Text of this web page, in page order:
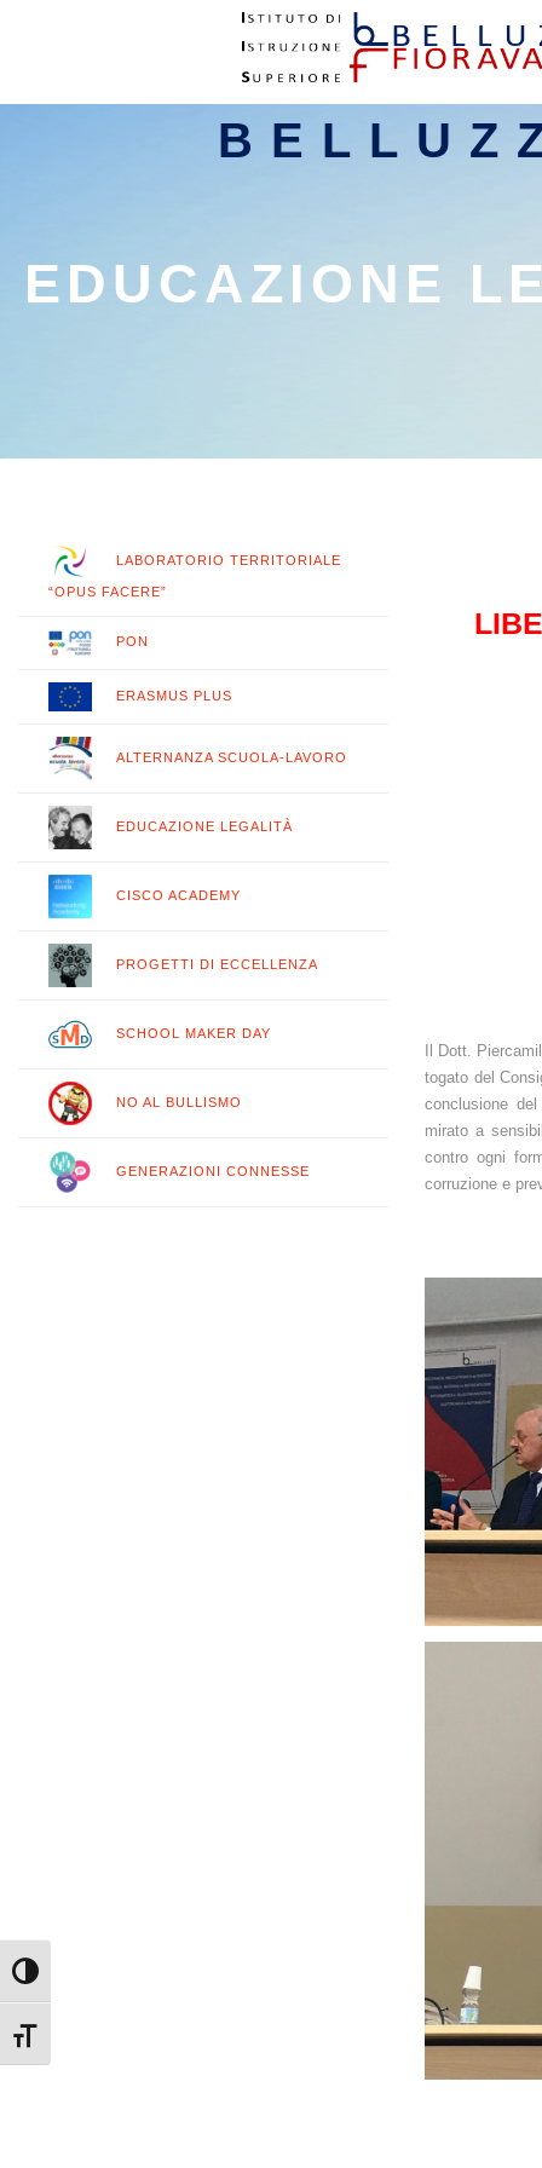
Attiva/disattiva alto contrasto
Attiva/disattiva dimensione testo
EDUCAZIONE
Il Dott.
togato del
conclusione del
mirato a
contro ogni
corruzione e
LABORATORIO TERRITORIALE
“OPUS FACERE”
PON
ERASMUS PLUS
ALTERNANZA SCUOLA-LAVORO
EDUCAZIONE LEGALITÀ
CISCO ACADEMY
PROGETTI DI ECCELLENZA
SCHOOL MAKER DAY
NO AL BULLISMO
GENERAZIONI CONNESSE